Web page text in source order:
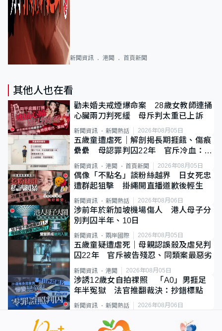
新聞資訊 港聞 首頁新聞
其他人也在看
勸未婚夫戒煙爆命案 28歲女教師連捅
心臟兩刀判死緩 母斥判太重已上訴
新聞資訊 新聞熱話 2026年08月05日
五歲童遭虐死｜解剖揭長期捱餓、傷痕
纍纍 母認罪判囚22年 官斥冷血：同
類案最惡劣
新聞資訊 港聞 首頁新聞 2026年08月05日
偶像「不點名」談粉絲越界 日女死忠
遭群起狙擊 掛繩開直播道歉後輕生
新聞資訊 新聞熱話 2026年08月06日
涉前年於新加坡機場傷人 港人母子分
別判囚半年、10日
新聞資訊 兩岸國際 2026年08月05日
五歲童疑遭虐死｜母親認誤殺及虐兒判
囚22年 官斥被告殘忍、同類案最惡劣
新聞資訊 港聞 2026年08月05日
涉誘12歲女自拍祼照 「A0」男捱足
年半冤獄 法官推翻裁決：抄錯標點
新聞資訊 新聞熱話 2026年08月06日